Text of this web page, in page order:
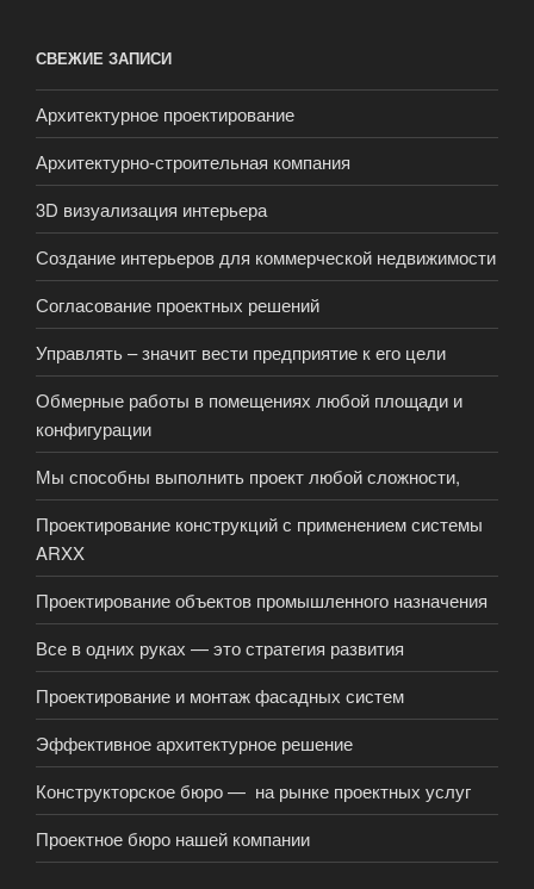
СВЕЖИЕ ЗАПИСИ
Архитектурное проектирование
Архитектурно-строительная компания
3D визуализация интерьера
Создание интерьеров для коммерческой недвижимости
Согласование проектных решений
Управлять – значит вести предприятие к его цели
Обмерные работы в помещениях любой площади и
конфигурации
Мы способны выполнить проект любой сложности,
Проектирование конструкций с применением системы
ARXX
Проектирование объектов промышленного назначения
Все в одних руках — это стратегия развития
Проектирование и монтаж фасадных систем
Эффективное архитектурное решение
Конструкторское бюро — на рынке проектных услуг
Проектное бюро нашей компании